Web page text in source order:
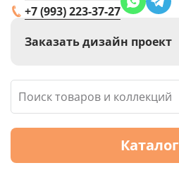
+7 (993) 223-37-27
Заказать дизайн проект
Каталог